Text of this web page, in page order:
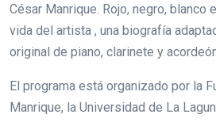
César Manrique. Rojo, negro, blanco
vida del artista , una biografía
original de piano, clarinete y
El programa está organizado por la
Manrique, la Universidad de La